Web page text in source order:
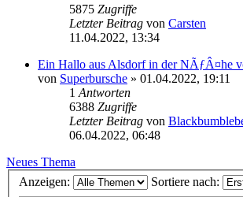
5875 Zugriffe
Letzter Beitrag von Carsten
11.04.2022, 13:34
Ein Hallo aus Alsdorf in der NÃƒÂ¤he
von Superbursche » 01.04.2022, 19:11
1 Antworten
6388 Zugriffe
Letzter Beitrag von
06.04.2022, 06:48
Neues Thema
Anzeigen:
Sortiere nach: